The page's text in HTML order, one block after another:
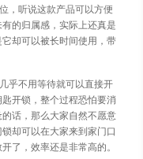
，听说这款产品可以方便
的归属感，实际上还真是
却可以被长时间使用，带
乎不用等待就可以直接开
开锁，整个过程恐怕要消
话，那么大家自然不愿意
却可以在大家来到家门口
了，效率还是非常高的。